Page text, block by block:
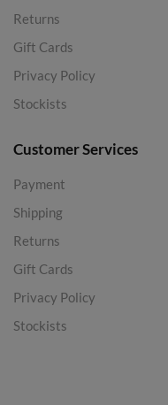
Returns
Gift Cards
Privacy Policy
Stockists
Customer Services
Payment
Shipping
Returns
Gift Cards
Privacy Policy
Stockists